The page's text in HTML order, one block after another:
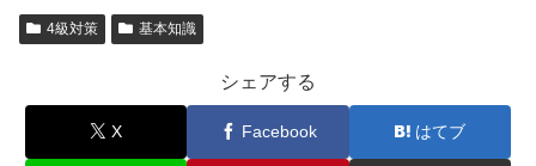
4級対策 基本知識
シェアする
X Facebook はてブ